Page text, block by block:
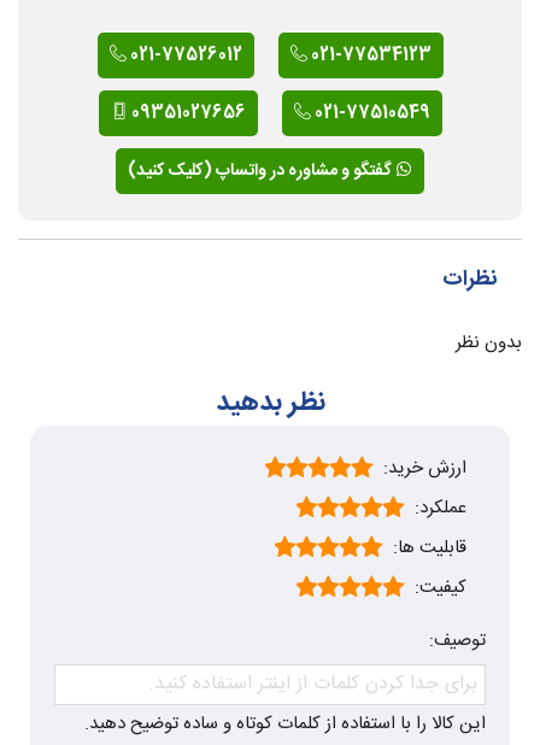
021-77534123
021-77526012
021-77510549
09351027656
گفتگو و مشاوره در واتساپ (کلیک کنید)
نظرات
بدون نظر
نظر بدهید
ارزش خرید:
عملکرد:
قابلیت ها:
کیفیت:
توصیف:
این کالا را با استفاده از کلمات کوتاه و ساده توضیح دهید.